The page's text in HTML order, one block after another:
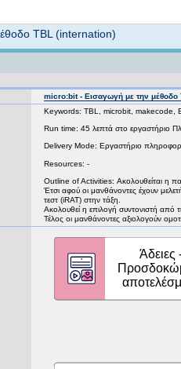
TBL (internation)
micro:bit - Εισαγωγή με την μέθοδο
Keywords: TBL, microbit, makecode,
Run time: 45 λεπτά στο εργαστήριο
Delivery Mode: Εργαστήριο
Resources: -
Outline of Activities: Ακολουθείται η
Έτσι αφού οι μανθάνοντες έχουν
τεστ (iRAT) στην τάξη.
Ακολουθεί η επιλογή συντονιστή από
Τέλος οι μανθάνοντες αξιολογούν